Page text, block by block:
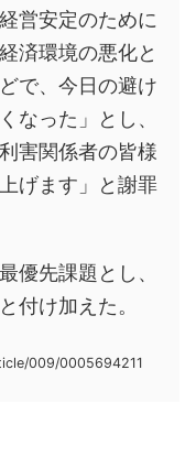
営安定のために
済環境の悪化と
で、今日の避け
なった」とし、
害関係者の皆様
げます」と謝罪
優先課題とし、
付け加えた。
009/0005694211